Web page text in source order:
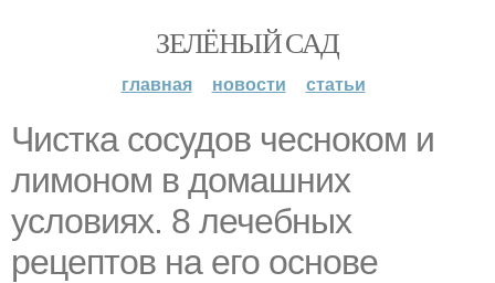
ЗЕЛЁНЫЙ САД
главная новости статьи
Чистка сосудов чесноком и
лимоном в домашних
условиях. 8 лечебных
рецептов на его основе